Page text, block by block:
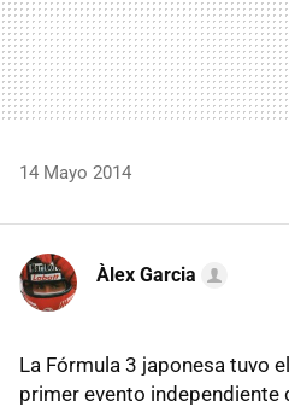
14 Mayo 2014
Àlex Garcia
La Fórmula 3 japonesa tuvo
primer evento independiente